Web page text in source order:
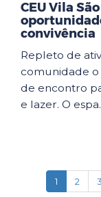
CEU Vila
convivência
Repleto de
comunidade o
de encontro
e lazer. O
1(current)
2 3